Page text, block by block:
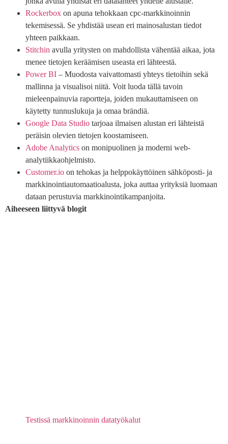
Rockerbox on apuna tehokkaan cpc-markkinoinnin
tekemisessä. Se yhdistää usean eri mainosalustan tiedot
yhteen paikkaan.
Stitchin avulla yritysten on mahdollista vähentää aikaa, jota
menee tietojen keräämisen useasta eri lähteestä.
Power BI – Muodosta vaivattomasti yhteys tietoihin sekä
mallinna ja visualisoi niitä. Voit luoda tällä tavoin
mieleenpainuvia raportteja, joiden mukauttamiseen on
käytetty tunnuslukuja ja omaa brändiä.
Google Data Studio tarjoaa ilmaisen alustan eri lähteistä
peräisin olevien tietojen koostamiseen.
Adobe Analytics on monipuolinen ja moderni web-
analytiikkaohjelmisto.
Customer.io on tehokas ja helppokäyttöinen sähköposti- ja
markkinointiautomaatioalusta, joka auttaa yrityksiä luomaan
dataan perustuvia markkinointikampanjoita.
Aiheeseen liittyvä blogit
Testissä markkinoinnin datatyökalut